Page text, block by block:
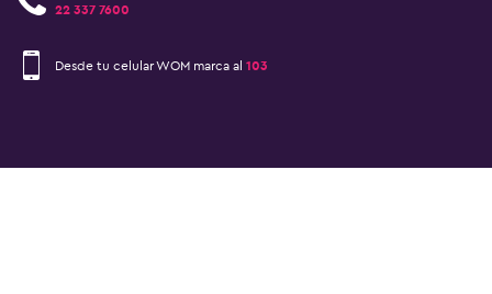
22 337 7600
Desde tu celular WOM marca al 103